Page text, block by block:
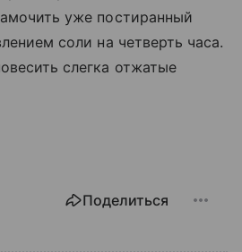
уже постиранный
соли на четверть часа.
слегка отжатые
Поделиться